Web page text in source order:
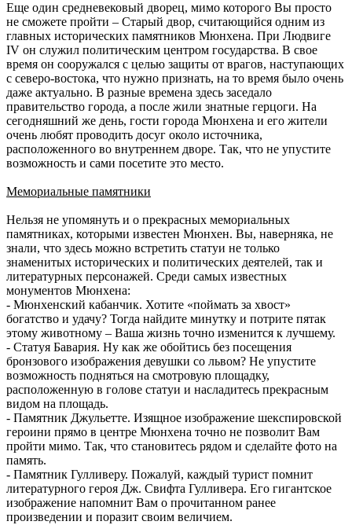
Еще один средневековый дворец, мимо которого Вы просто
не сможете пройти – Старый двор, считающийся одним из
главных исторических памятников Мюнхена. При Людвиге
IV он служил политическим центром государства. В свое
время он сооружался с целью защиты от врагов, наступающих
с северо-востока, что нужно признать, на то время было очень
даже актуально. В разные времена здесь заседало
правительство города, а после жили знатные герцоги. На
сегодняшний же день, гости города Мюнхена и его жители
очень любят проводить досуг около источника,
расположенного во внутреннем дворе. Так, что не упустите
возможность и сами посетите это место.
Мемориальные памятники
Нельзя не упомянуть и о прекрасных мемориальных
памятниках, которыми известен Мюнхен. Вы, наверняка, не
знали, что здесь можно встретить статуи не только
знаменитых исторических и политических деятелей, так и
литературных персонажей. Среди самых известных
монументов Мюнхена:
- Мюнхенский кабанчик. Хотите «поймать за хвост»
богатство и удачу? Тогда найдите минутку и потрите пятак
этому животному – Ваша жизнь точно изменится к лучшему.
- Статуя Бавария. Ну как же обойтись без посещения
бронзового изображения девушки со львом? Не упустите
возможность подняться на смотровую площадку,
расположенную в голове статуи и насладитесь прекрасным
видом на площадь.
- Памятник Джульетте. Изящное изображение шекспировской
героини прямо в центре Мюнхена точно не позволит Вам
пройти мимо. Так, что становитесь рядом и сделайте фото на
память.
- Памятник Гулливеру. Пожалуй, каждый турист помнит
литературного героя Дж. Свифта Гулливера. Его гигантское
изображение напомнит Вам о прочитанном ранее
произведении и поразит своим величием.